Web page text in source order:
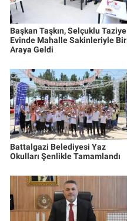
Başkan Taşkın, Selçuklu Taziye
Evinde Mahalle Sakinleriyle Bir
Araya Geldi
Battalgazi Belediyesi Yaz
Okulları Şenlikle Tamamlandı